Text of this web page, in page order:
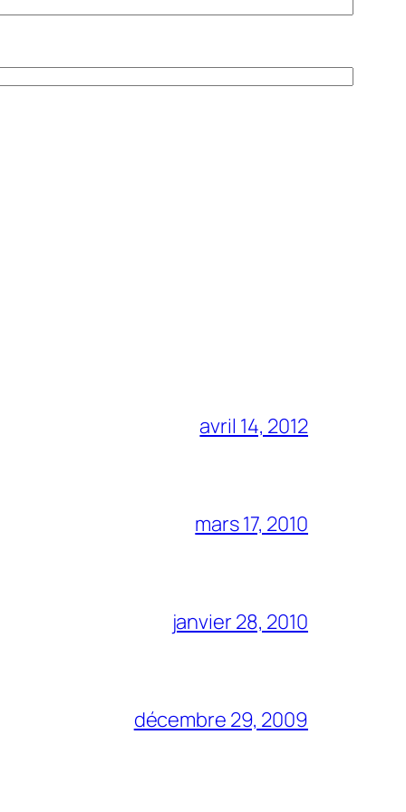
avril 14, 2012
mars 17, 2010
janvier 28, 2010
décembre 29, 2009